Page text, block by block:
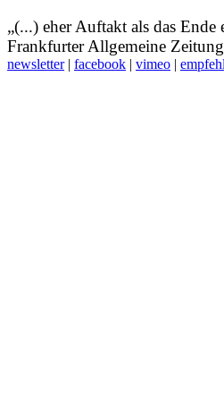
„(...) eher Auftakt als das
Frankfurter Allgemeine
newsletter| facebook | vimeo |